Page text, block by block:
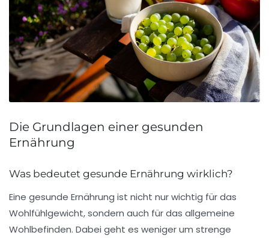
Die Grundlagen einer gesunden
Ernährung
Was bedeutet gesunde Ernährung wirklich?
Eine gesunde Ernährung ist nicht nur wichtig für das
Wohlfühlgewicht, sondern auch für das allgemeine
Wohlbefinden. Dabei geht es weniger um strenge